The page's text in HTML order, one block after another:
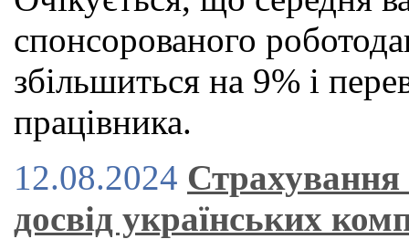
спонсорованого
збільшиться на 9% і
працівника.
12.08.2024 Страхування
досвід українських